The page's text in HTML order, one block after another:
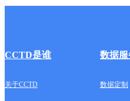
CCTD是谁 数据服
关于CCTD 数据定制